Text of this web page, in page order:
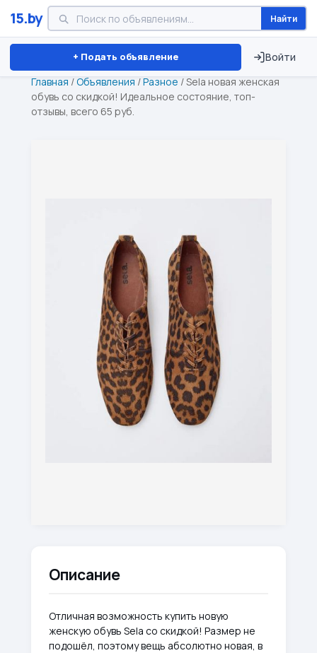
15.by Найти
+ Подать объявление Войти
Минск Витебск Брест ⏱ ТОЛЬКО 15 ДНЕЙ
Главная /Объявления /Разное /Sela новая женская
обувь со скидкой! Идеальное состояние, топ-
отзывы, всего 65 руб.
Описание
Отличная возможность купить новую
женскую обувь Sela со скидкой! Размер не
подошёл, поэтому вещь абсолютно новая, в